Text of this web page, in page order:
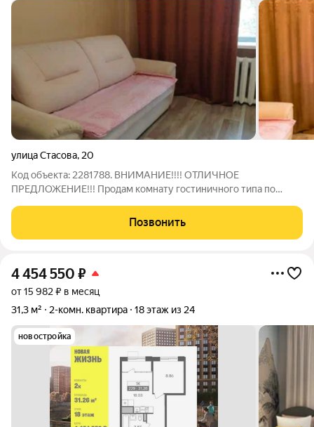
улица Стасова, 20
Код объекта: 2281788. ВНИМАНИЕ!!!! ОТЛИЧНОЕ
ПРЕДЛОЖЕНИЕ!!! Продам комнату гостиничного типа по
чистая и аккуратная: заходи и живи. Полы не скрепят, окно
пластиковое с видом во двор. Поэтому
Позвонить
4 454 550 ₽
от 15 982 ₽ в месяц
31,3 м²
2-комн. квартира 18 этаж из 24
новостройка